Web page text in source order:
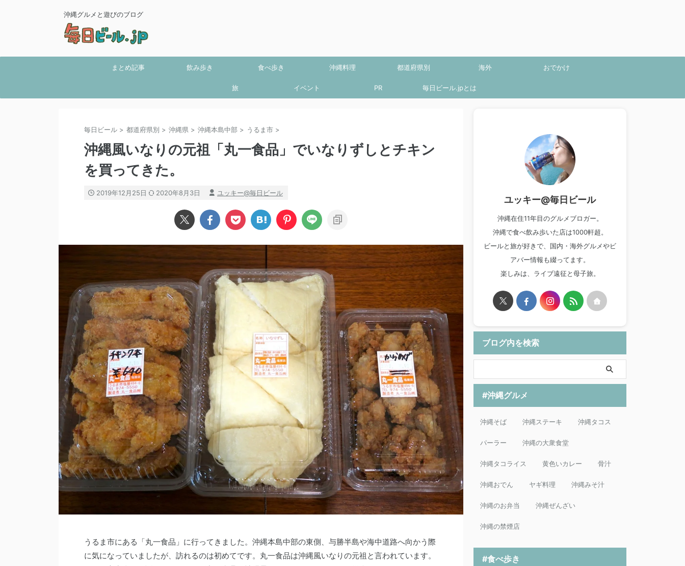
沖縄グルメと遊びのブログ
まとめ記事 飲み歩き 食べ歩き 沖縄料理 都道府県別 海外 おでかけ
旅 イベント PR 毎日ビール.jpとは
毎日ビール > 都道府県別 > 沖縄県 > 沖縄本島中部 > うるま市 >
沖縄風いなりの元祖「丸一食品」でいなりずしとチキン
を買ってきた。
2019年12月25日 2020年8月3日 ユッキー@毎日ビール
うるま市にある「丸一食品」に行ってきました。沖縄本島中部の東側、与勝半島や海中道路へ向かう際
に気になっていましたが、訪れるのは初めてです。丸一食品は沖縄風いなりの元祖と言われています。
ユッキー@毎日ビール
沖縄在住11年目のグルメブロガー。
沖縄で食べ飲み歩いた店は1000軒超。
ビールと旅が好きで、国内・海外グルメやビ
アバー情報も綴ってます。
楽しみは、ライブ遠征と母子旅。
ブログ内を検索
#沖縄グルメ
沖縄そば 沖縄ステーキ 沖縄タコス
パーラー 沖縄の大衆食堂
沖縄タコライス 黄色いカレー 骨汁
沖縄おでん ヤギ料理 沖縄みそ汁
沖縄のお弁当 沖縄ぜんざい
沖縄の禁煙店
#食べ歩き